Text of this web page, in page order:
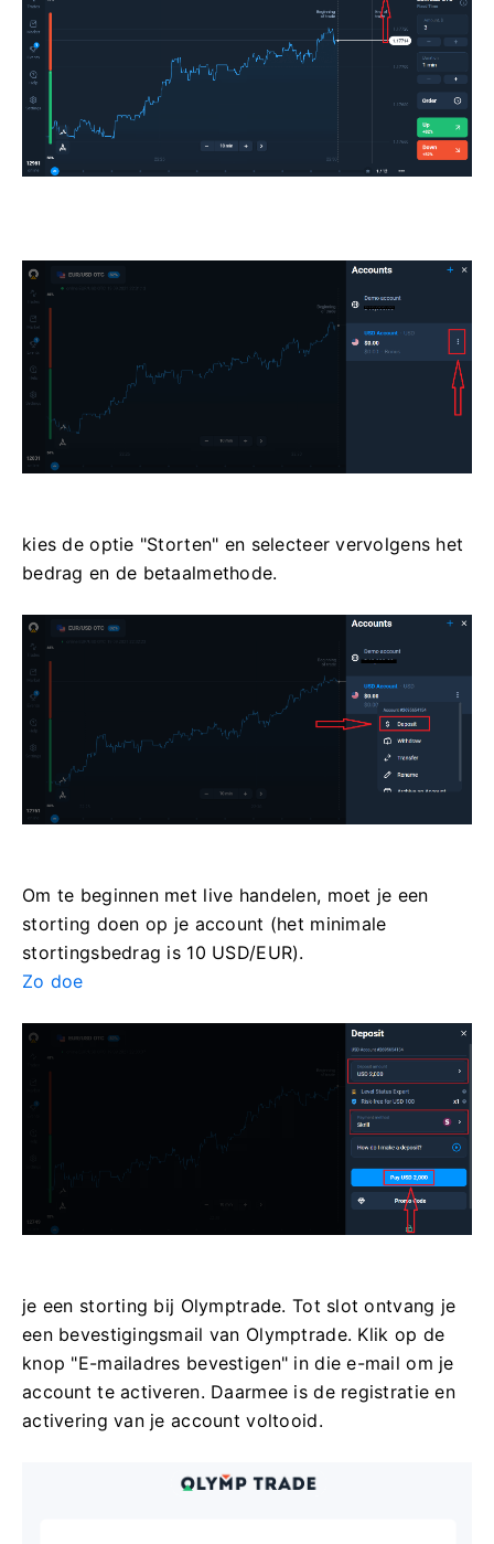
kies de optie "Storten" en selecteer vervolgens het
bedrag en de betaalmethode.
Om te beginnen met live handelen, moet je een
storting doen op je account (het minimale
stortingsbedrag is 10 USD/EUR).
Zo doe
je een storting bij Olymptrade. Tot slot ontvang je
een bevestigingsmail van Olymptrade. Klik op de
knop "E-mailadres bevestigen" in die e-mail om je
account te activeren. Daarmee is de registratie en
activering van je account voltooid.